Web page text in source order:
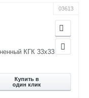
03613
КГК 33х33
Купить в
один клик